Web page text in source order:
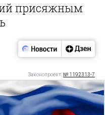
присяжным
Законопроект: № 1192313-7